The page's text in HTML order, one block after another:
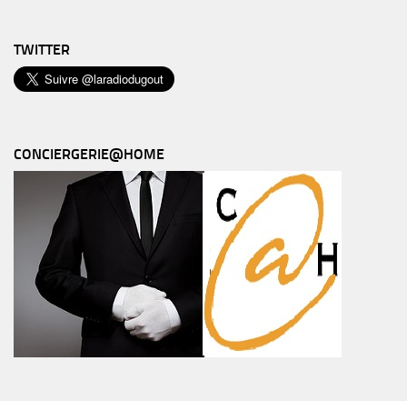
TWITTER
CONCIERGERIE@HOME